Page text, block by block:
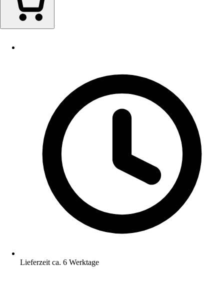
Lieferzeit ca. 6 Werktage